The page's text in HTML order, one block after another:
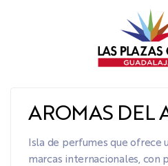
AROMAS DEL
Isla de perfumes que ofrece
marcas internacionales, con